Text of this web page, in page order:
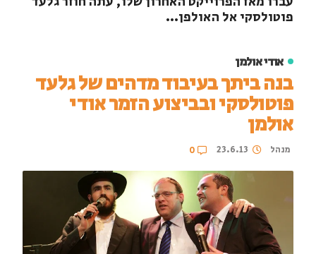
פוטולסקי אל האולפן...
אודי אולמן
בנה ביתך בעיבוד מדהים של גלעד
פוטולסקי ובביצוע הזמר אודי
אולמן
מנהל 23.6.13
0